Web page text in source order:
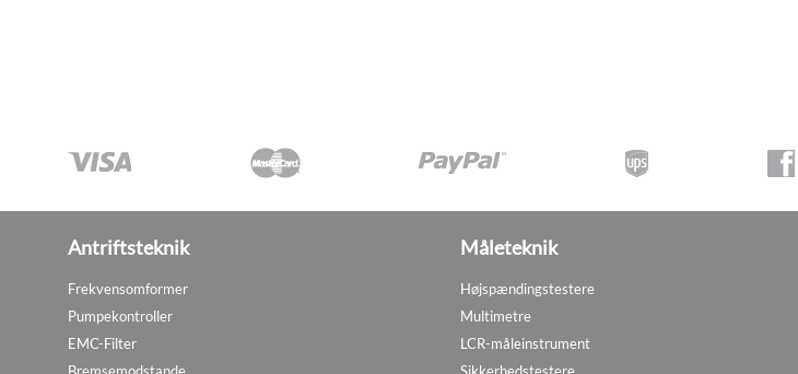
Antriftsteknik
Frekvensomformer
Pumpekontroller
EMC-Filter
Måleteknik
Højspændingstestere
Multimetre
LCR-måleinstrument